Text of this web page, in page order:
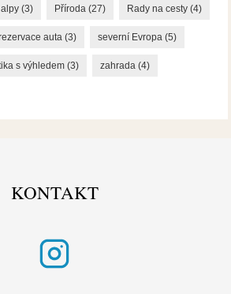
(3) Příroda (27) Rady na cesty (4)
auta (3) severní Evropa (5)
s výhledem (3) zahrada (4)
KONTAKT